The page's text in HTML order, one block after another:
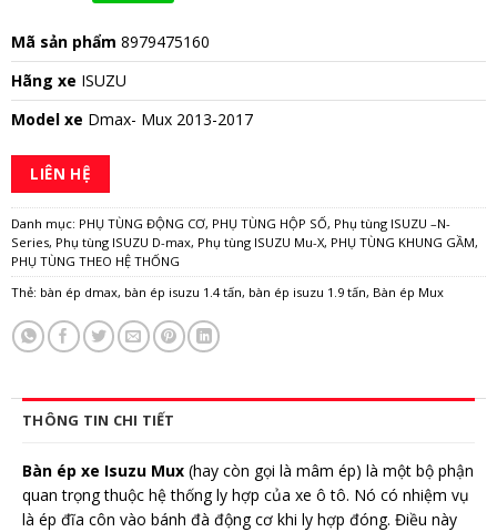
Mã sản phẩm 8979475160
Hãng xe ISUZU
Model xe Dmax- Mux 2013-2017
LIÊN HỆ
Danh mục: PHỤ TÙNG ĐỘNG CƠ, PHỤ TÙNG HỘP SỐ, Phụ tùng ISUZU –N-
Series, Phụ tùng ISUZU D-max, Phụ tùng ISUZU Mu-X, PHỤ TÙNG KHUNG GẦM,
PHỤ TÙNG THEO HỆ THỐNG
Thẻ: bàn ép dmax, bàn ép isuzu 1.4 tấn, bàn ép isuzu 1.9 tấn, Bàn ép Mux
THÔNG TIN CHI TIẾT
Bàn ép xe Isuzu Mux (hay còn gọi là mâm ép) là một bộ phận
quan trọng thuộc hệ thống ly hợp của xe ô tô. Nó có nhiệm vụ
là ép đĩa côn vào bánh đà động cơ khi ly hợp đóng. Điều này